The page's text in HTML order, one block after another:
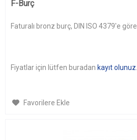
F-Burç
Faturalı bronz burç, DIN ISO 4379'e göre
Fiyatlar için lütfen buradan kayıt olunuz
Favorilere Ekle